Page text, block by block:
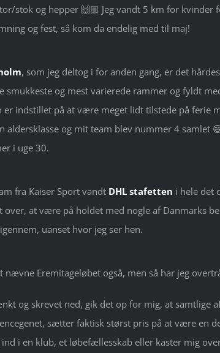
stok og hepper 🙌🏼 Jeg vandt 5 km for
og fest, så kom da endelig med til maj!
, som jeg deltog i for anden gang, er det
smukkeste og mest varierede rammer og fyldt
er indstillet på at være meget lidt tilstede på ferie
aldersklasse og mit team blev nummer 4 samlet
i uge 30.
fra Kaiser Sport vandt DHL stafetten i hele det
over, at være på holdet med nogle af Danmarks
uanset hvor jeg ser hen.
nævne Eremitageløbet også, men så har jeg
og skrevet ned, gik det op for mig, at samtlige
sætter faktisk størst pris på at være en
ind i en klub, et løbefællesskab eller kaster mig